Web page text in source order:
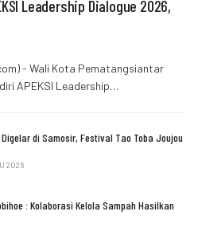
Leadership Dialogue 2026,
- Wali Kota Pematangsiantar
APEKSI Leadership…
di Samosir, Festival Tao Toba Joujou
2026
: Kolaborasi Kelola Sampah Hasilkan